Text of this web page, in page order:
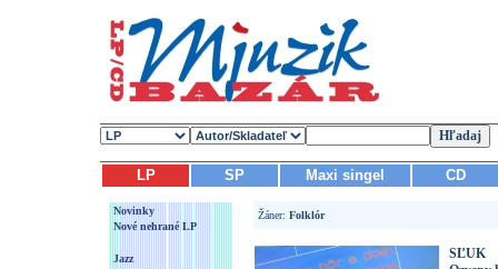
LP SP Maxi singel CD
Novinky
Nové nehrané LP
Jazz
Žáner: Folklór
SĽUK